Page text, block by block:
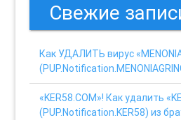
Свежие
Как УДАЛИТЬ вирус
«KER58.COM»! Как удалить
(PUP.Notification.KER58) из